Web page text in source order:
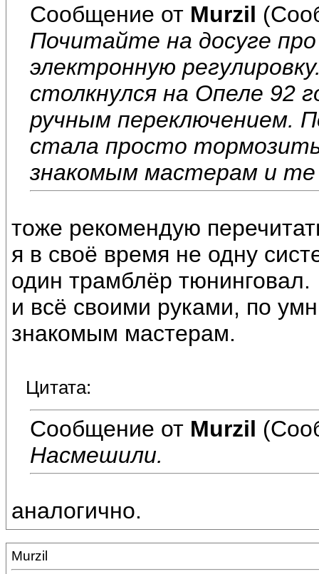
Сообщение от Murzil
Почитайте на досуге
электронную
столкнулся на Опеле 92
ручным переключением.
стала просто
знакомым мастерам и те
тоже рекомендую
я в своё время не одну
один трамблёр тюнинговал.
и всё своими руками, по
знакомым мастерам.
Цитата:
Сообщение от Murzil
Насмешили.
аналогично.
Murzil